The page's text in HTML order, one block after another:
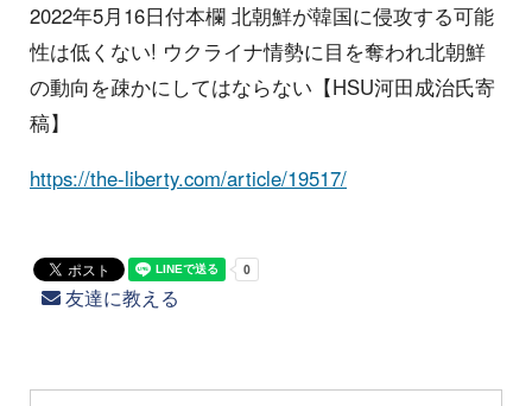
2022年5月16日付本欄 北朝鮮が韓国に侵攻する可能
性は低くない! ウクライナ情勢に目を奪われ北朝鮮
の動向を疎かにしてはならない【HSU河田成治氏寄
稿】
https://the-liberty.com/article/19517/
友達に教える